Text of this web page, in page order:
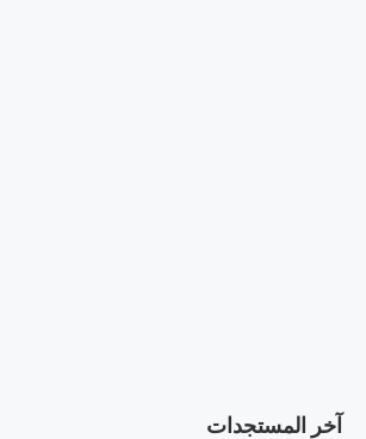
آخر المستجدات